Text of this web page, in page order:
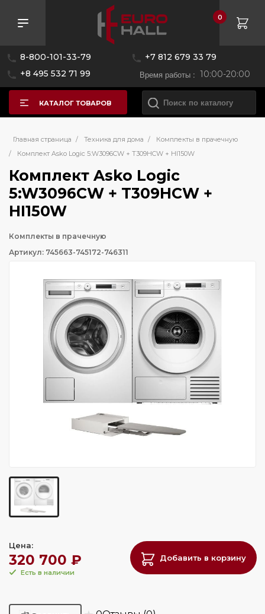
8-800-101-33-79
+7 812 679 33 79
+8 495 532 71 99
Время работы : 10:00-20:00
0
КАТАЛОГ ТОВАРОВ
Главная страница / Техника для дома /
Комплекты в прачечную
/
Комплект Asko Logic 5:W3096CW + T309HCW + HI150W
Комплект Asko Logic
5:W3096CW + T309HCW +
HI150W
Комплекты в прачечную
Артикул: 745663-745172-746311
Цена:
320 700 ₽
Есть в наличии
Добавить в корзину